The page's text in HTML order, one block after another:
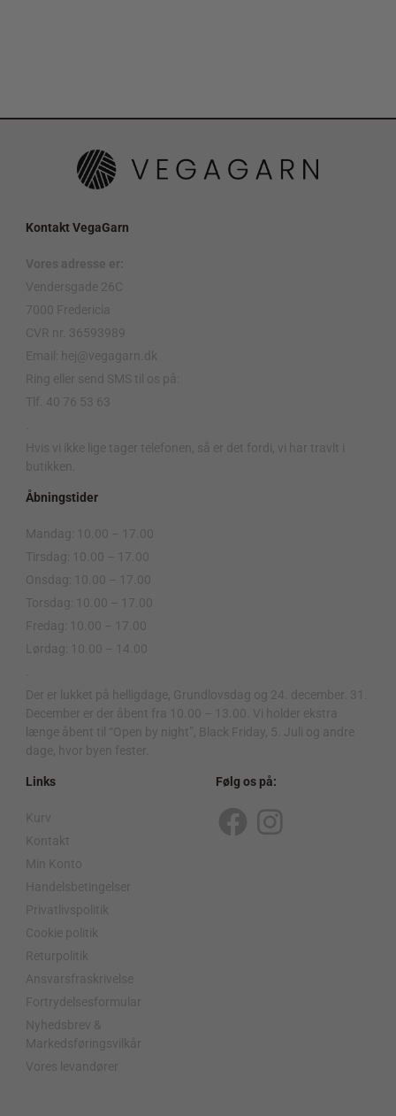
Kontakt VegaGarn
Vores adresse er:
Vendersgade 26C
7000 Fredericia
CVR nr. 36593989
Email: hej@vegagarn.dk
Ring eller send SMS til os på:
Tlf. 40 76 53 63
Hvis vi ikke lige tager telefonen, så er det fordi, vi har travlt i
butikken.
Åbningstider
Mandag: 10.00 – 17.00
Tirsdag: 10.00 – 17.00
Onsdag: 10.00 – 17.00
Torsdag: 10.00 – 17.00
Fredag: 10.00 – 17.00
Lørdag: 10.00 – 14.00
Der er lukket på helligdage, Grundlovsdag og 24. december. 31.
December er der åbent fra 10.00 – 13.00. Vi holder ekstra
længe åbent til “Open by night”, Black Friday, 5. Juli og andre
dage, hvor byen fester.
Links
Kurv
Kontakt
Min Konto
Handelsbetingelser
Privatlivspolitik
Cookie politik
Returpolitik
Ansvarsfraskrivelse
Fortrydelsesformular
Nyhedsbrev &
Markedsføringsvilkår
Vores levandører
Følg os på:
F
I